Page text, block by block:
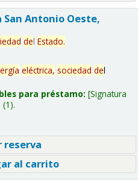
Antonio Oeste,
del Estado.
eléctrica, sociedad del
para préstamo: Signatura
(1).
reserva
al carrito